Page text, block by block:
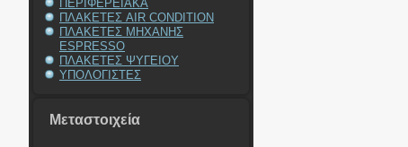
ΠΕΡΙΦΕΡΕΙΑΚΑ
ΠΛΑΚΕΤΕΣ AIR CONDITION
ΠΛΑΚΕΤΕΣ ΜΗΧΑΝΗΣ
ESPRESSO
ΠΛΑΚΕΤΕΣ ΨΥΓΕΙΟΥ
ΥΠΟΛΟΓΙΣΤΕΣ
Μεταστοιχεία